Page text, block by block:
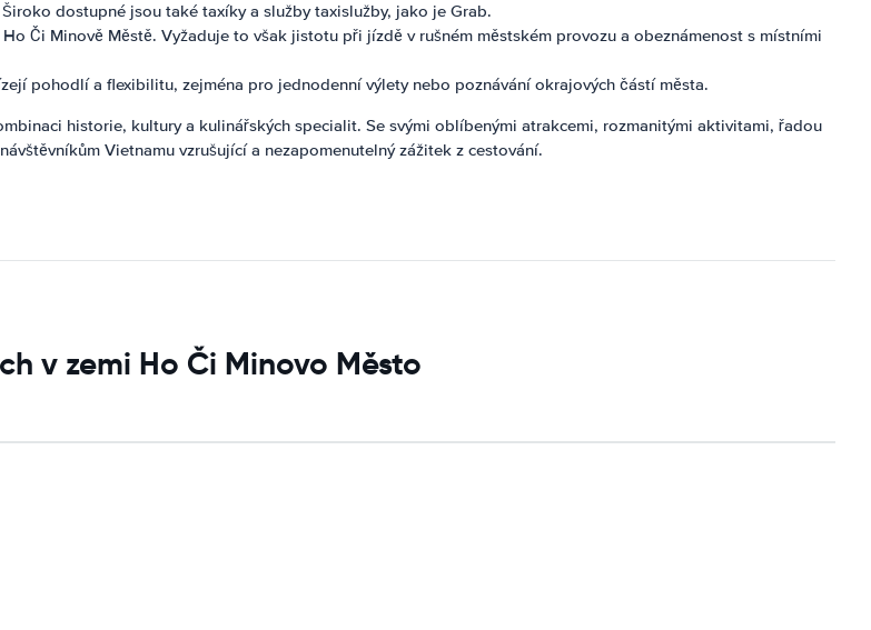
dostupné jsou také taxíky a služby taxislužby, jako je Grab.
Či Minově Městě. Vyžaduje to však jistotu při jízdě v rušném městském provozu a obeznámenost s místními
pohodlí a flexibilitu, zejména pro jednodenní výlety nebo poznávání okrajových částí města.
historie, kultury a kulinářských specialit. Se svými oblíbenými atrakcemi, rozmanitými aktivitami, řadou
Vietnamu vzrušující a nezapomenutelný zážitek z cestování.
v zemi Ho Či Minovo Město